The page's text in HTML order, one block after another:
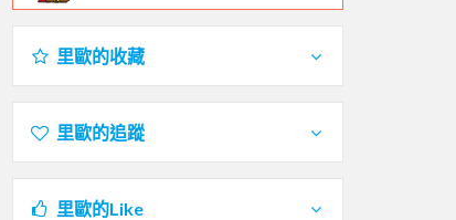
里歐的收藏
里歐的追蹤
里歐的Like